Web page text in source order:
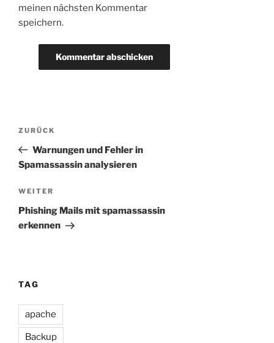
meinen nächsten Kommentar
speichern.
Beitragsnavigation
Vorheriger
Beitrag
ZURÜCK
Warnungen und Fehler in
Spamassassin analysieren
Nächster
Beitrag
WEITER
Phishing Mails mit spamassassin
erkennen
TAG
apache
Backup